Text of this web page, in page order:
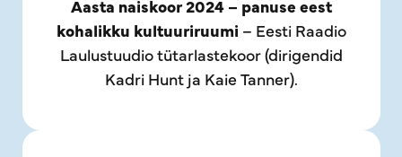
Aasta naiskoor 2024 – panuse eest
kohalikku kultuuriruumi – Eesti Raadio
Laulustuudio tütarlastekoor (dirigendid
Kadri Hunt ja Kaie Tanner).